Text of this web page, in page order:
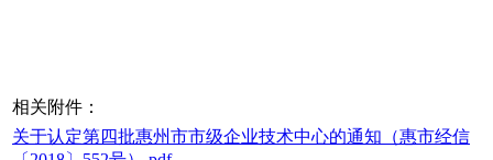
相关附件：
关于认定第四批惠州市市级企业技术中心的通知（惠市经信